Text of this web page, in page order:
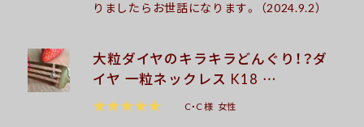
りましたらお世話になります。 （2024.9.2）
大粒ダイヤのキラキラどんぐり！？ダ
イヤ 一粒ネックレス K18 …
★★★★★
C・C 様 女性